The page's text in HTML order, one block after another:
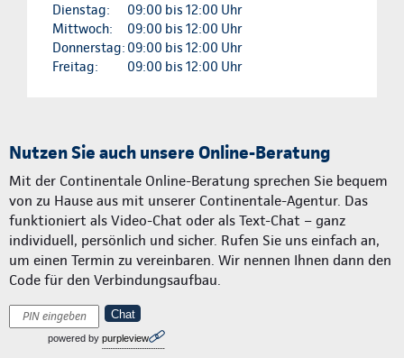
Dienstag:
09:00 bis 12:00 Uhr
Mittwoch:
09:00 bis 12:00 Uhr
Donnerstag: 09:00 bis 12:00 Uhr
Freitag:
09:00 bis 12:00 Uhr
Nutzen Sie auch unsere Online-Beratung
Mit der Continentale Online-Beratung sprechen Sie bequem
von zu Hause aus mit unserer Continentale-Agentur. Das
funktioniert als Video-Chat oder als Text-Chat – ganz
individuell, persönlich und sicher. Rufen Sie uns einfach an,
um einen Termin zu vereinbaren. Wir nennen Ihnen dann den
Code für den Verbindungsaufbau.
Chat
powered by purpleview